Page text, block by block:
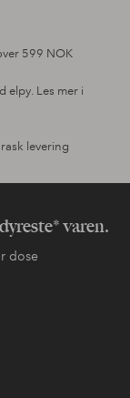
599 NOK
elpy. Les mer i
levering
varen.
dose